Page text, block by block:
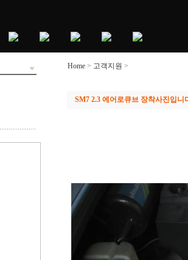
Home > 고객지원 >
SM7 2.3 에어로큐브 장착사진입니